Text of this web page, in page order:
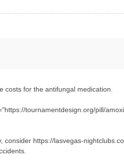
costs for the antifungal medication.
tournamentdesign.org/pill/
https://lasvegas-